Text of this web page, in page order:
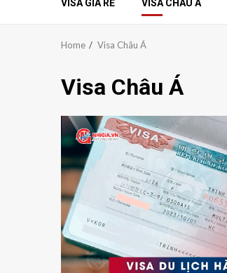
VISA GIÁ RẺ VISA CHÂU Á
Home Visa Châu Á
Visa Châu Á